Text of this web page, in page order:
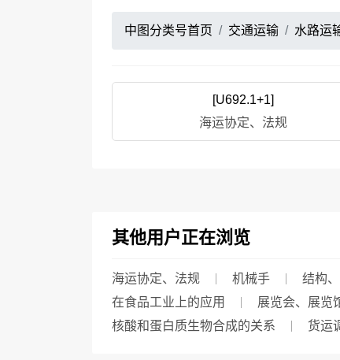
中图分类号首页 交通运输 水路运
[U692.1+1]
海运协定、法规
其他用户正在浏览
海运协定、法规 机械手 结构
在食品工业上的应用
展览会、展览
核酸和蛋白质生物合成的关系
货运